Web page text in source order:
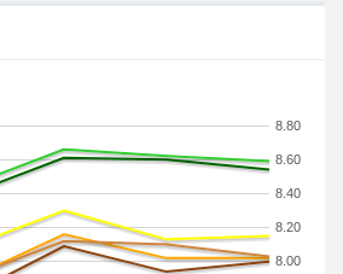
8.00
8.20
8.40
8.60
8.80